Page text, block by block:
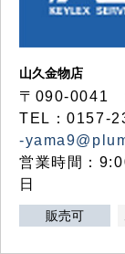
山久金物店
〒090-0041
TEL：0157-
-
営業時間：
日
販売可